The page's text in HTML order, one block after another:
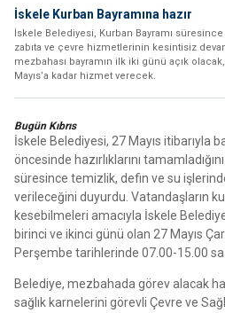
İskele Kurban Bayramına hazır
İskele Belediyesi, Kurban Bayramı
zabıta ve çevre hizmetlerinin kesintisiz
mezbahası bayramın ilk iki günü açık
Mayıs’a kadar hizmet verecek.
Bugün Kıbrıs
İskele Belediyesi, 27 Mayıs itibarıyla
öncesinde hazırlıklarını
süresince temizlik, defin ve su
verileceğini duyurdu. Vatandaşların
kesebilmeleri amacıyla İskele
birinci ve ikinci günü olan 27 Mayıs
Perşembe tarihlerinde 07.00-15.00
Belediye, mezbahada görev alacak
sağlık karnelerini görevli Çevre ve